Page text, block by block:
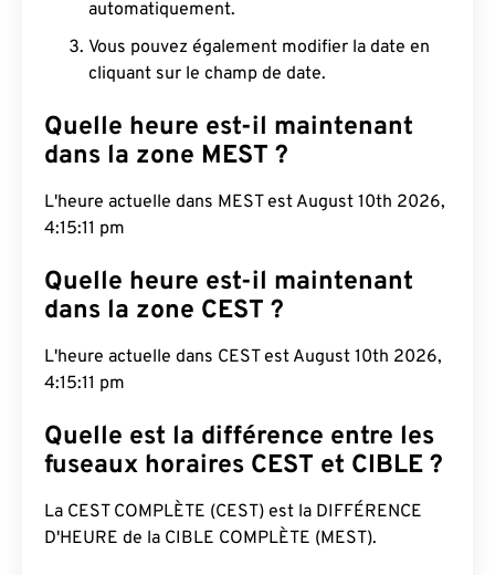
automatiquement.
Vous pouvez également modifier la date en
cliquant sur le champ de date.
Quelle heure est-il maintenant
dans la zone MEST ?
L'heure actuelle dans MEST est August 10th 2026,
4:15:12 pm
Quelle heure est-il maintenant
dans la zone CEST ?
L'heure actuelle dans CEST est August 10th 2026,
4:15:12 pm
Quelle est la différence entre les
fuseaux horaires CEST et CIBLE ?
La CEST COMPLÈTE (CEST) est la DIFFÉRENCE
D'HEURE de la CIBLE COMPLÈTE (MEST).